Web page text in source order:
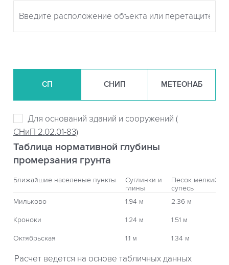
СП СНИП МЕТЕОНАБ
Для оснований зданий и сооружений (
СНиП 2.02.01-83)
Таблица нормативной глубины
промерзания грунта
Ближайшие населеные пункты
Суглинки и
глины
Песок мелкий,
супесь
Мильково
1.94 м 2.36 м
Кроноки 1.24 м 1.51 м
Октябрьская 1.1 м 1.34 м
Расчет ведется на основе табличных данных